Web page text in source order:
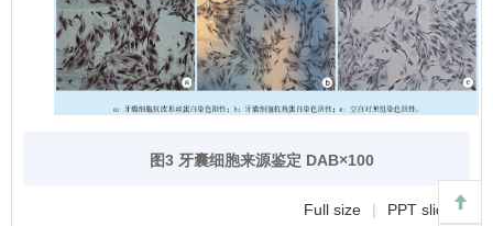
图3 牙囊细胞来源鉴定 DAB×100
Full size | PPT slide